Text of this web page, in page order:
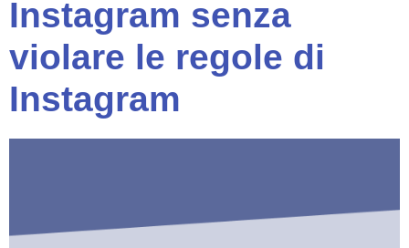
Instagram senza
violare le regole di
Instagram